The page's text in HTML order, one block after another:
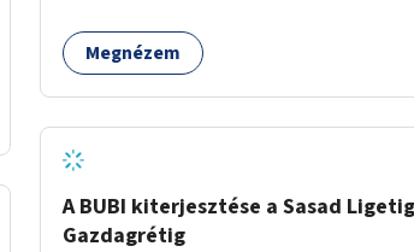
alkalmas lenne egy nagy biodiverzitású
kert kialakítására, több szintű
Megnézem
A BUBI kiterjesztése a Sasad
Gazdagrétig